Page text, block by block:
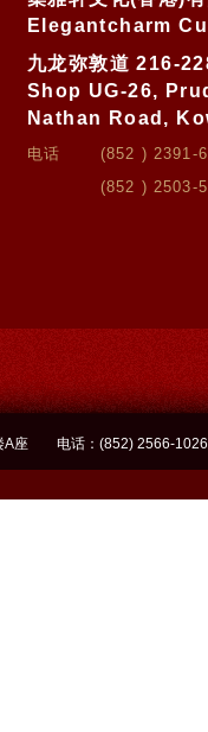
Elegantcharm
九龙弥敦道 216-
Shop UG-26,
Nathan Road,
电话 (852 ) 2391-
(852 ) 2503-
4楼A座 电话：(852)